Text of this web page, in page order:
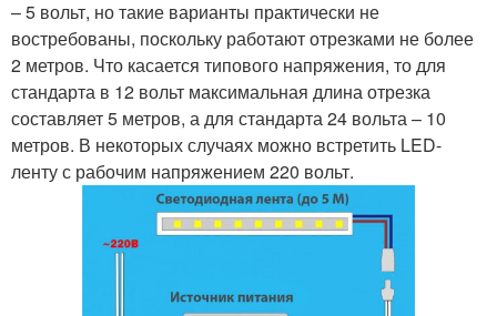
– 5 вольт, но такие варианты практически не
востребованы, поскольку работают отрезками не более
2 метров. Что касается типового напряжения, то для
стандарта в 12 вольт максимальная длина отрезка
составляет 5 метров, а для стандарта 24 вольта – 10
метров. В некоторых случаях можно встретить LED-
ленту с рабочим напряжением 220 вольт.